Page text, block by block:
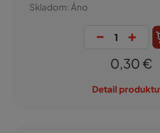
Skladom: Áno
- +
0,30 €
Detail produktu